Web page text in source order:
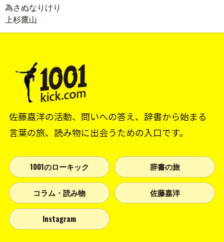
為さぬなりけり
上杉鷹山
佐藤嘉洋の活動、問いへの答え、辞書から始まる
言葉の旅、読み物に出会うための入口です。
1001のローキック 辞書の旅
コラム・読み物 佐藤嘉洋
Instagram